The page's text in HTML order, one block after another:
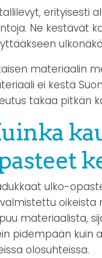
erityisesti
Ne kestävät
materiaalin
ei kestä
takaa pitkän
ulko-
oikeista
materiaalista,
pidempään kuin
olosuhteissa.